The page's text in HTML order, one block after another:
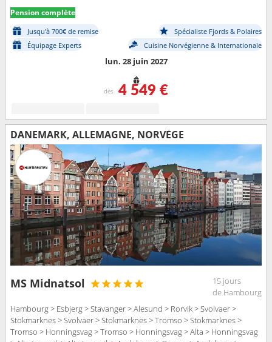
Pension complète
Jusqu'à 700€ de remise
Spécialiste Fjords & Polaires
Équipage Experts
Cuisine Norvégienne & Internationale
lun. 28 juin 2027
dès 4 549 €
DANEMARK, ALLEMAGNE, NORVÈGE
MS Midnatsol
15 jours
de Hambourg
Hambourg > Esbjerg > Stavanger > Alesund > Rorvik > Svolvaer >
Stokmarknes > Svolvaer > Stokmarknes > Tromso > Stokmarknes >
Tromso > Honningsvag > Tromso > Honningsvag > Alta > Honningsvag